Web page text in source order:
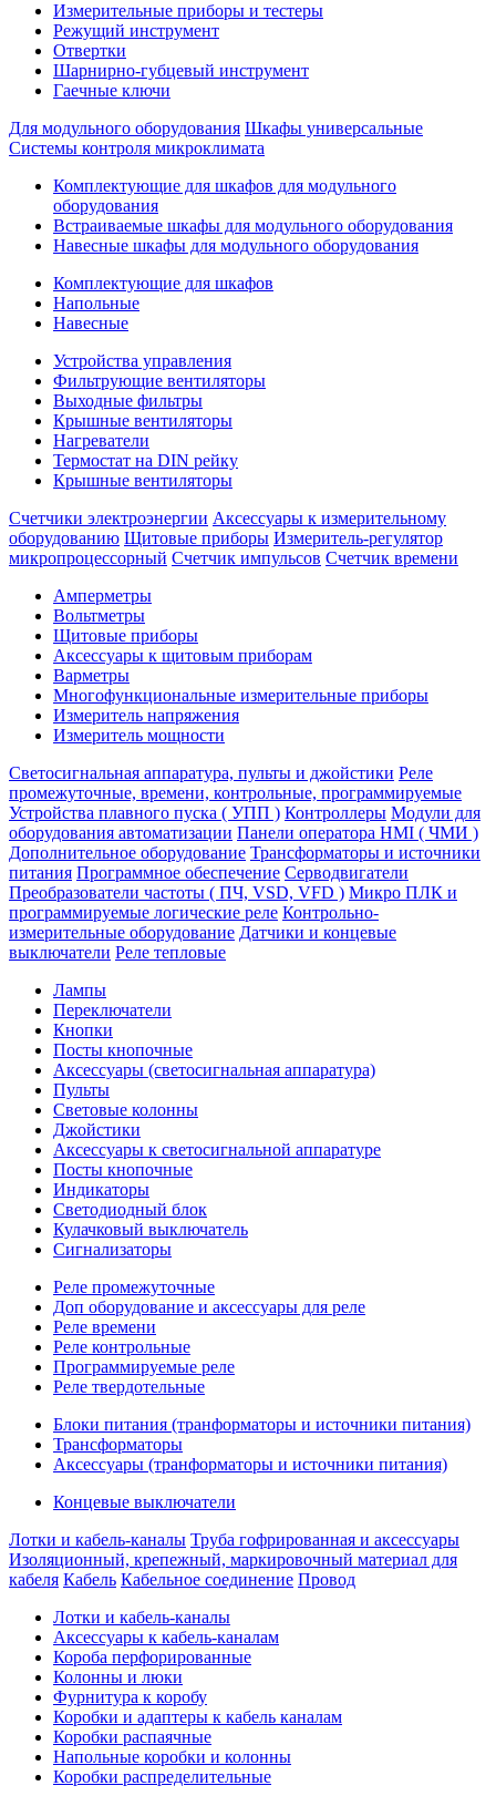
Измерительные приборы и тестеры
Режущий инструмент
Отвертки
Шарнирно-губцевый инструмент
Гаечные ключи
Для модульного оборудования Шкафы универсальные
Системы контроля микроклимата
Комплектующие для шкафов для модульного
оборудования
Встраиваемые шкафы для модульного оборудования
Навесные шкафы для модульного оборудования
Комплектующие для шкафов
Напольные
Навесные
Устройства управления
Фильтрующие вентиляторы
Выходные фильтры
Крышные вентиляторы
Нагреватели
Термостат на DIN рейку
Крышные вентиляторы
Счетчики электроэнергии Аксессуары к измерительному
оборудованию Щитовые приборы Измеритель-регулятор
микропроцессорный Счетчик импульсов Счетчик времени
Амперметры
Вольтметры
Щитовые приборы
Аксессуары к щитовым приборам
Варметры
Многофункциональные измерительные приборы
Измеритель напряжения
Измеритель мощности
Светосигнальная аппаратура, пульты и джойстики Реле
промежуточные, времени, контрольные, программируемые
Устройства плавного пуска ( УПП ) Контроллеры Модули для
оборудования автоматизации Панели оператора HMI ( ЧМИ )
Дополнительное оборудование Транcформаторы и источники
питания Программное обеспечение Серводвигатели
Преобразователи частоты ( ПЧ, VSD, VFD ) Микро ПЛК и
программируемые логические реле Контрольно-
измерительные оборудование Датчики и концевые
выключатели Реле тепловые
Лампы
Переключатели
Кнопки
Посты кнопочные
Аксессуары (светосигнальная аппаратура)
Пульты
Световые колонны
Джойстики
Аксессуары к светосигнальной аппаратуре
Посты кнопочные
Индикаторы
Светодиодный блок
Кулачковый выключатель
Сигнализаторы
Реле промежуточные
Доп оборудование и аксессуары для реле
Реле времени
Реле контрольные
Программируемые реле
Реле твердотельные
Блоки питания (транформаторы и источники питания)
Трансформаторы
Аксессуары (транформаторы и источники питания)
Концевые выключатели
Лотки и кабель-каналы Труба гофрированная и аксессуары
Изоляционный, крепежный, маркировочный материал для
кабеля Кабель Кабельное соединение Провод
Лотки и кабель-каналы
Аксессуары к кабель-каналам
Короба перфорированные
Колонны и люки
Фурнитура к коробу
Коробки и адаптеры к кабель каналам
Коробки распаячные
Напольные коробки и колонны
Коробки распределительные